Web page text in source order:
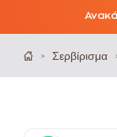
> Σερβίρισμα